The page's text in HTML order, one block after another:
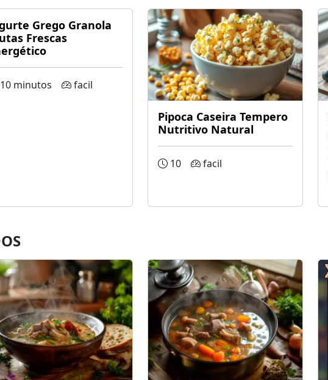
Grego Granola
Frescas
10 minutos facil
Pipoca Caseira Tempero
Nutritivo Natural
10 facil